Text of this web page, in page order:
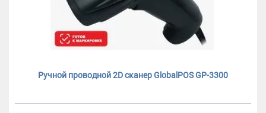
Ручной проводной 2D сканер GlobalPOS GP-3300